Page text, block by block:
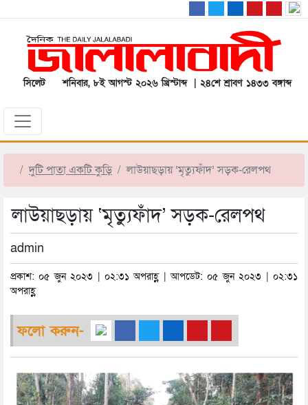
সিলেট শনিবার, ৮ই আগস্ট ২০২৬ খ্রিস্টাব্দ | ২৪শে শ্রাবণ ১৪৩৩ বঙ্গাব্দ
দুটি পাতা একটি কুড়ি লাউয়াছড়ায় ‘মৃত্যুফাঁদ’ সড়ক-রেলপথ
লাউয়াছড়ায় ‘মৃত্যুফাঁদ’ সড়ক-রেলপথ
admin
প্রকাশ: ০৫ জুন ২০২৩ | ০২:৩১ অপরাহ্ণ | আপডেট: ০৫ জুন ২০২৩ | ০২:৩১
অপরাহ্ণ
ফলো করুন-